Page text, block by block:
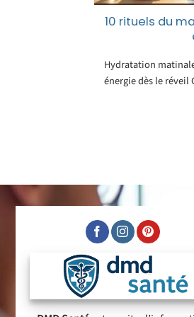
10 rituels du
Hydratation
énergie dès le réveil